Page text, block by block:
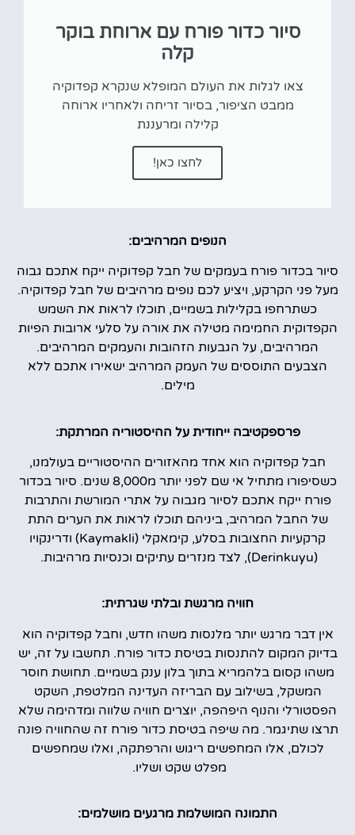
סיור כדור פורח עם ארוחת בוקר
קלה
צאו לגלות את העולם המופלא שנקרא קפדוקיה
ממבט הציפור, בסיור זריחה ולאחריו ארוחה
קלילה ומרעננת
לחצו כאן!
הנופים המרהיבים:
סיור בכדור פורח בעמקים של חבל קפדוקיה ייקח אתכם גבוה
מעל פני הקרקע, ויציע לכם נופים מרהיבים של חבל קפדוקיה.
כשתרחפו בקלילות בשמיים, תוכלו לראות את השמש
הקפדוקית החמימה מטילה את אורה על סלעי ארובות הפיות
המרהיבים, על הגבעות הזהובות והעמקים המרהיבים.
הצבעים התוססים של העמק המרהיב ישאירו אתכם ללא
מילים.
פרספקטיבה ייחודית על ההיסטוריה המרתקת:
חבל קפדוקיה הוא אחד מהאזורים ההיסטוריים בעולמנו,
כשסיפורו מתחיל אי שם לפני יותר מ8,000 שנים. סיור בכדור
פורח ייקח אתכם לסיור מגבוה על אתרי המורשת והתרבות
של החבל המרהיב, ביניהם תוכלו לראות את הערים התת
קרקעיות החצובות בסלע, קימאקלי (Kaymakli) ודרינקויו
(Derinkuyu), לצד מנזרים עתיקים וכנסיות מרהיבות.
חוויה מרגשת ובלתי שגרתית:
אין דבר מרגש יותר מלנסות משהו חדש, וחבל קפדוקיה הוא
בדיוק המקום להתנסות בטיסת כדור פורח. תחשבו על זה, יש
משהו קסום בלהמריא בתוך בלון ענק בשמיים. תחושת חוסר
המשקל, בשילוב עם הבריזה העדינה המלטפת, השקט
הפסטורלי והנוף היפהפה, יוצרים חוויה שלווה ומדהימה שלא
תרצו שתיגמר. מה שיפה בטיסת כדור פורח זה שהחוויה פונה
לכולם, אלו המחפשים ריגוש והרפתקה, ואלו שמחפשים
מפלט שקט ושליו.
התמונה המושלמת מרגעים מושלמים: